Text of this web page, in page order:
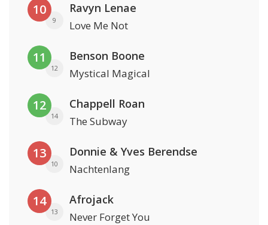
10
9
Ravyn Lenae
Love Me Not
11
12
Benson Boone
Mystical Magical
12
14
Chappell Roan
The Subway
13
10
Donnie & Yves Berendse
Nachtenlang
14
13
Afrojack
Never Forget You